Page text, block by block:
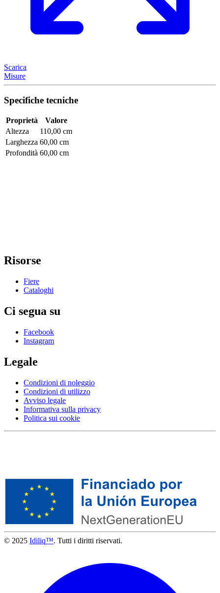
Scarica
Misure
Specifiche tecniche
Proprietà
Valore
Altezza
110,00 cm
Larghezza 60,00 cm
Profondità 60,00 cm
Risorse
Fiere
Cataloghi
Ci segua su
Facebook
Instagram
Legale
Condizioni di noleggio
Condizioni di utilizzo
Avviso legale
Informativa sulla privacy
Politica sui cookie
© 2025 Idiliq™. Tutti i diritti riservati.